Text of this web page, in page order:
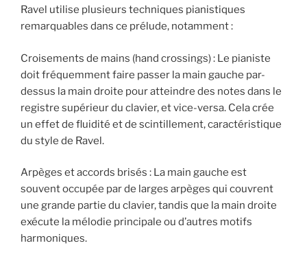
Ravel utilise plusieurs techniques pianistiques
remarquables dans ce prélude, notamment :
Croisements de mains (hand crossings) : Le pianiste
doit fréquemment faire passer la main gauche par-
dessus la main droite pour atteindre des notes dans le
registre supérieur du clavier, et vice-versa. Cela crée
un effet de fluidité et de scintillement, caractéristique
du style de Ravel.
Arpèges et accords brisés : La main gauche est
souvent occupée par de larges arpèges qui couvrent
une grande partie du clavier, tandis que la main droite
exécute la mélodie principale ou d’autres motifs
harmoniques.